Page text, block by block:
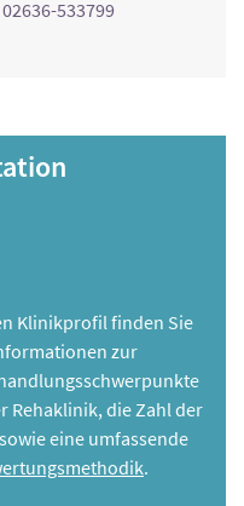
02636-533799
Klinikprofil finden Sie
zur
Rehaklinik, die Zahl der
eine umfassende
.